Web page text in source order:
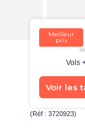
Meilleur
prix
Vols
Voir les
(Réf : 3720923)